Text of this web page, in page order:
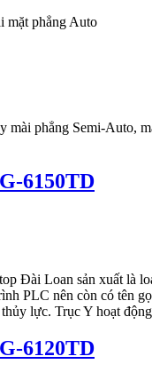
mặt phẳng Auto
mài phẳng Semi-Auto,
6150TD
Đài Loan sản xuất là
PLC nên còn có tên
lực. Trục Y hoạt
6120TD